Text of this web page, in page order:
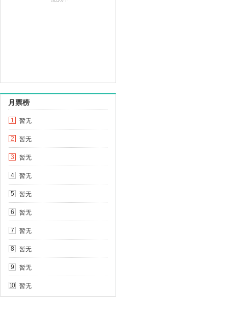
月票榜
1 暂无
2 暂无
3 暂无
4 暂无
5 暂无
6 暂无
7 暂无
8 暂无
9 暂无
10 暂无